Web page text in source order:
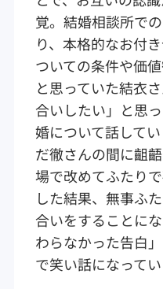
覚。結婚相談所で
り、本格的なお付
ついての条件や価
と思っていた結衣
合いしたい」と思
婚について話して
だ徹さんの間に齟
場で改めてふたり
した結果、無事ふ
合いをすることに
わらなかった告白
で笑い話になってい